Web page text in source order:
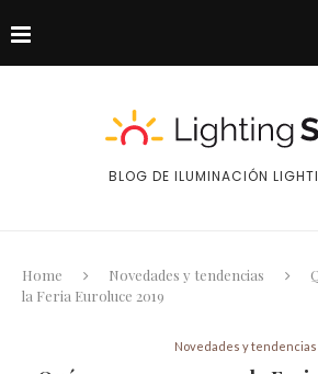
BLOG DE ILUMINACIÓN
Home Novedades y tendencias
la Feria Euroluce 2019
Novedades y tendencias